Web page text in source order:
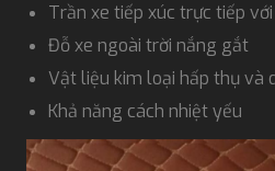
Trần xe tiếp xúc trực tiếp
Đỗ xe ngoài trời nắng gắt
Vật liệu kim loại hấp thụ và
Khả năng cách nhiệt yếu